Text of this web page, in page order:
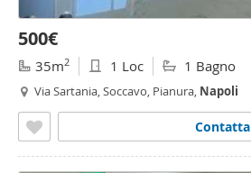
500€
35m2 1 Loc 1 Bagno
Via Sartania, Soccavo, Pianura, Napoli
Contatta